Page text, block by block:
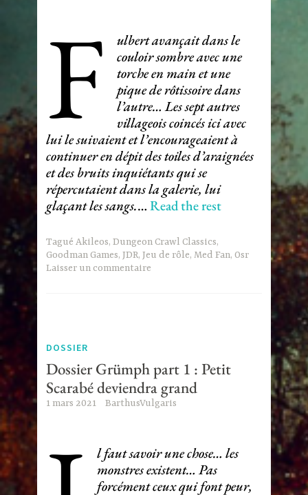
F
ulbert avançait dans le
couloir sombre avec une
torche en main et une
pique de rôtissoire dans
l’autre… Les sept autres
villageois coincés ici avec
lui le suivaient et l’encourageaient à
continuer en dépit des toiles d’araignées
et des bruits inquiétants qui se
répercutaient dans la galerie, lui
glaçant les sangs.…Read the rest
TaguéAkileos,Dungeon Crawl Classics,
Goodman Games,JDR,Jeu de rôle,Med Fan,Osr
Laisser un commentaire
DOSSIER
Dossier Grümph part 1 : Petit
Scarabé deviendra grand
1 mars 2021 BarthusVulgaris
l faut savoir une chose… les
monstres existent… Pas
forcément ceux qui font peur,